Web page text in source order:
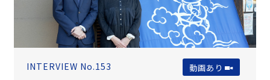
INTERVIEW No.153 動画あり